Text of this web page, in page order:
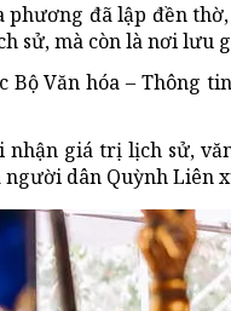
đã lập đền
sử, mà còn là nơi lưu
BộVăn hóa – Thông
nhận giá trị lịch sử,
dân Quỳnh Liên